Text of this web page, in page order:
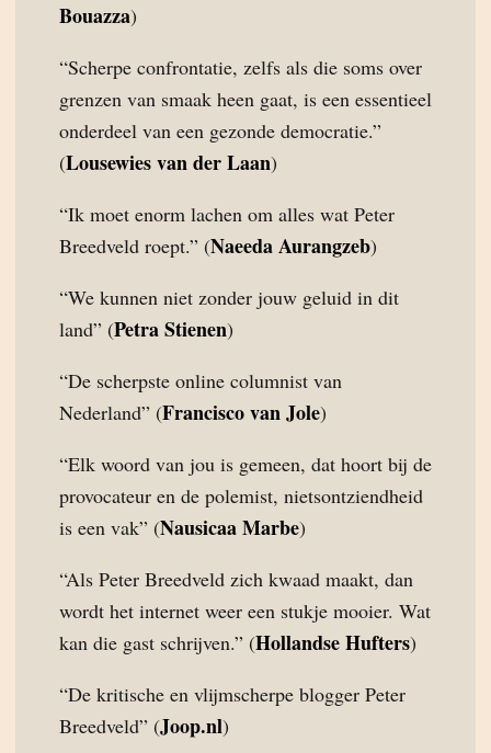
Bouazza)
“Scherpe confrontatie, zelfs als die soms over
grenzen van smaak heen gaat, is een essentieel
onderdeel van een gezonde democratie.”
(Lousewies van der Laan)
“Ik moet enorm lachen om alles wat Peter
Breedveld roept.” (Naeeda Aurangzeb)
“We kunnen niet zonder jouw geluid in dit
land” (Petra Stienen)
“De scherpste online columnist van
Nederland” (Francisco van Jole)
“Elk woord van jou is gemeen, dat hoort bij de
provocateur en de polemist, nietsontziendheid
is een vak” (Nausicaa Marbe)
“Als Peter Breedveld zich kwaad maakt, dan
wordt het internet weer een stukje mooier. Wat
kan die gast schrijven.” (Hollandse Hufters)
“De kritische en vlijmscherpe blogger Peter
Breedveld” (Joop.nl)